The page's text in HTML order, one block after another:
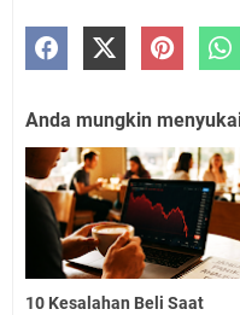
Anda mungkin
10 Kesalahan Beli Saat